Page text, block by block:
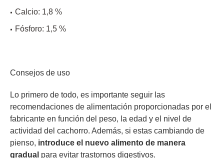
Calcio: 1,8 %
Fósforo: 1,5 %
Consejos de uso
Lo primero de todo, es importante seguir las
recomendaciones de alimentación proporcionadas por el
fabricante en función del peso, la edad y el nivel de
actividad del cachorro. Además, si estas cambiando de
pienso, introduce el nuevo alimento de manera
gradual para evitar trastornos digestivos.